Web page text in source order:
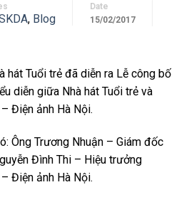
, Blog
Date
15/02/2017
hát Tuổi trẻ đã diễn ra Lễ công bố
diễn giữa Nhà hát Tuổi trẻ và
Điện ảnh Hà Nội.
Ông Trương Nhuận – Giám đốc
Đình Thi – Hiệu trưởng
Điện ảnh Hà Nội.